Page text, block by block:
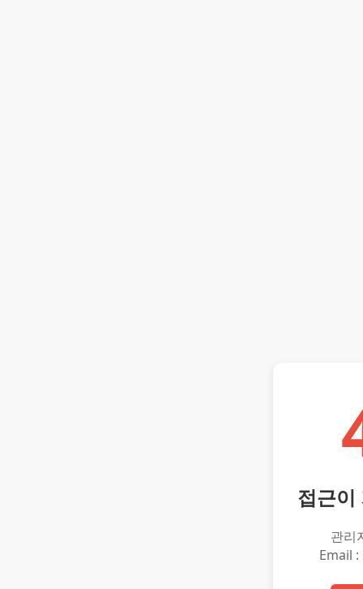
접근이
관리
Email